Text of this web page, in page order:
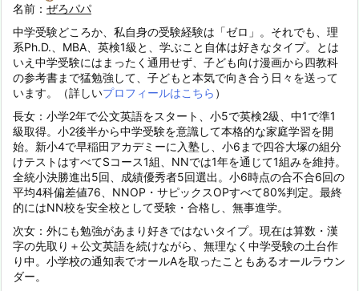
名前： ぜろパパ
中学受験どころか、私自身の受験経験は「ゼロ」。それでも、理
系Ph.D.、MBA、英検1級と、学ぶこと自体は好きなタイプ。とは
いえ中学受験にはまったく通用せず、子ども向け漫画から四教科
の参考書まで猛勉強して、子どもと本気で向き合う日々を送って
います。（詳しいプロフィールはこちら ）
長女：小学2年で公文英語をスタート、小5で英検2級、中1で準1
級取得。小2後半から中学受験を意識して本格的な家庭学習を開
始。新小4で早稲田アカデミーに入塾し、小6まで四谷大塚の組分
けテストはすべてSコース1組、NNでは1年を通じて1組みを維持。
全統小決勝進出5回、成績優秀者5回選出。小6時点の合不合6回の
平均4科偏差値76、NNOP・サピックスOPすべて80%判定。最終
的にはNN校を安全校として受験・合格し、無事進学。
次女：外にも勉強があまり好きではないタイプ。現在は算数・漢
字の先取り＋公文英語を続けながら、無理なく中学受験の土台作
り中。小学校の通知表でオールAを取ったこともあるオールラウン
ダー。